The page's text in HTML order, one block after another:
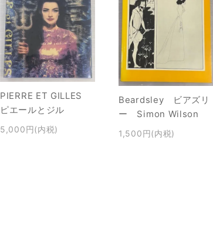
PIERRE ET GILLES
ピエールとジル
5,000円(内税)
Beardsley ビアズリ
ー Simon Wilson
1,500円(内税)